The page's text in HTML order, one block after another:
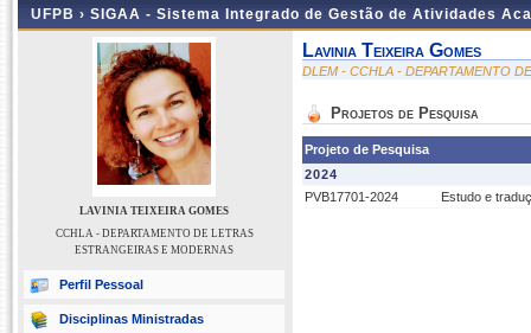
UFPB › SIGAA - Sistema Integrado de Gestão de Atividades
LAVINIA TEIXEIRA GOMES
CCHLA - DEPARTAMENTO DE LETRAS
ESTRANGEIRAS E MODERNAS
Perfil Pessoal
Disciplinas Ministradas
Lavinia Teixeira Gomes
DLEM - CCHLA - DEPARTAMENTO
Projetos de Pesquisa
Projeto de Pesquisa
2024
PVB17701-2024
Estudo e